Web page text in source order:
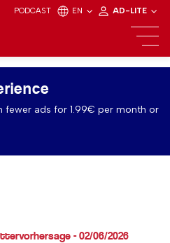
PODCAST EN AD-LITE
fewer ads for 1.99€ per month or
- 02/06/2026